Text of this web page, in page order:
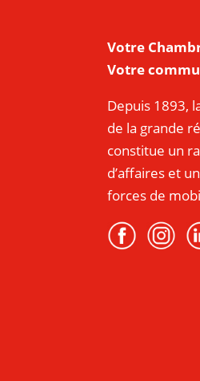
Votre
Votre
Depuis 1893,
de la grande
constitue un
d’affaires et
forces de